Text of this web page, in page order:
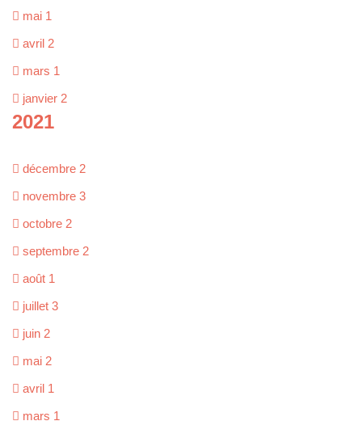
mai 1
avril 2
mars 1
janvier 2
2021
décembre 2
novembre 3
octobre 2
septembre 2
août 1
juillet 3
juin 2
mai 2
avril 1
mars 1